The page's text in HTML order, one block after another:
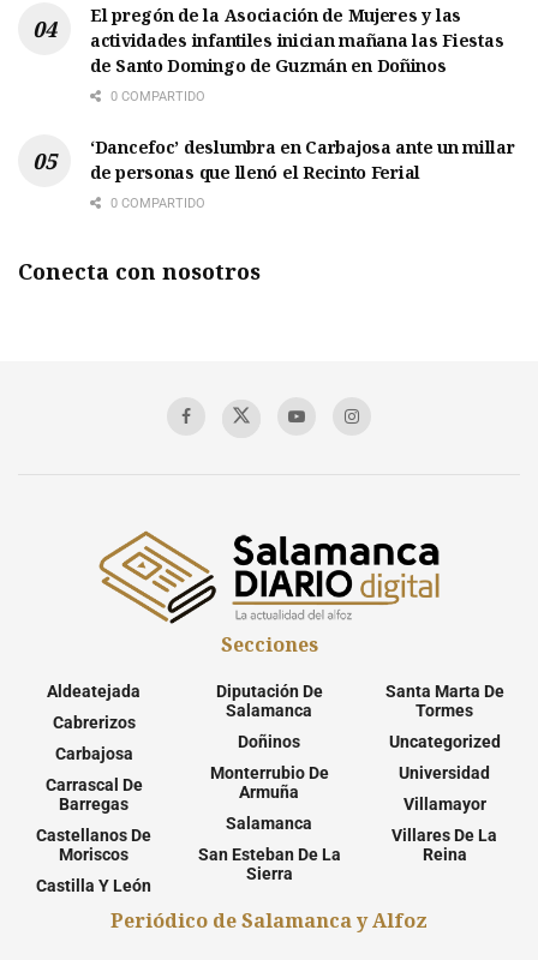
El pregón de la Asociación de Mujeres y las
actividades infantiles inician mañana las Fiestas
de Santo Domingo de Guzmán en Doñinos
0 COMPARTIDO
‘Dancefoc’ deslumbra en Carbajosa ante un millar
de personas que llenó el Recinto Ferial
0 COMPARTIDO
Conecta con nosotros
Secciones
Aldeatejada
Cabrerizos
Carbajosa
Carrascal De
Barregas
Castellanos De
Moriscos
Castilla Y León
Diputación De
Salamanca
Doñinos
Monterrubio De
Armuña
Salamanca
San Esteban De La
Sierra
Santa Marta De
Tormes
Uncategorized
Universidad
Villamayor
Villares De La
Reina
Periódico de Salamanca y Alfoz